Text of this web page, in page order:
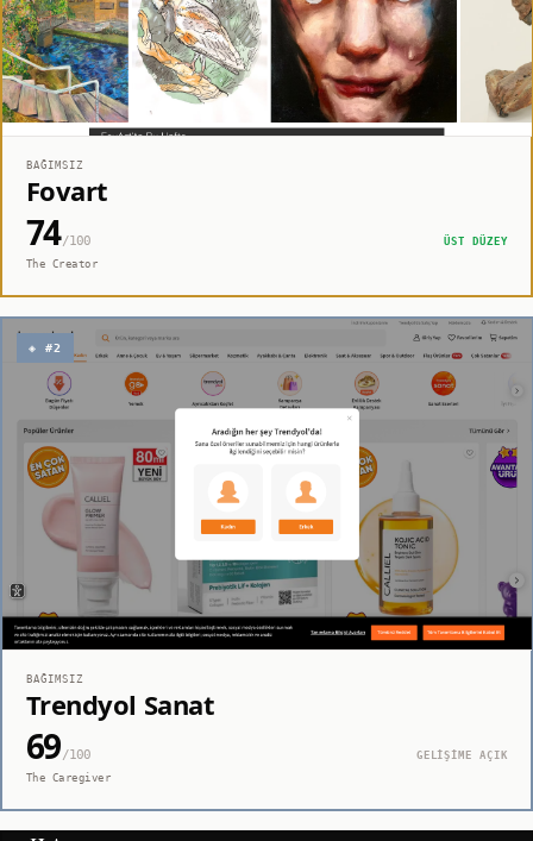
BAĞIMSIZ
Fovart
74/100
ÜST DÜZEY
The Creator
◈ #2
BAĞIMSIZ
Trendyol Sanat
69/100
GELİŞİME AÇIK
The Caregiver